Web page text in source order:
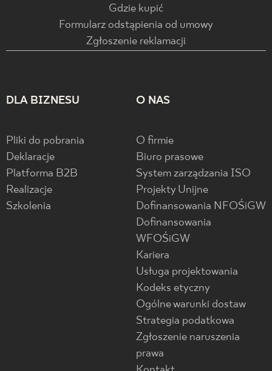
Gdzie kupić
Formularz odstąpienia od umowy
Zgłoszenie reklamacji
DLA BIZNESU
Pliki do pobrania
Deklaracje
Platforma B2B
Realizacje
Szkolenia
O NAS
O firmie
Biuro prasowe
System zarządzania ISO
Projekty Unijne
Dofinansowania NFOŚiGW
Dofinansowania
WFOŚiGW
Kariera
Usługa projektowania
Kodeks etyczny
Ogólne warunki dostaw
Strategia podatkowa
Zgłoszenie naruszenia
prawa